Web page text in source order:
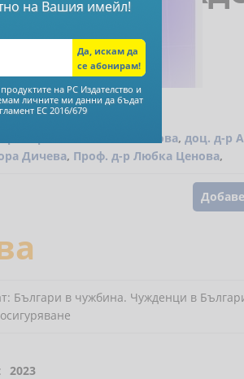
труд и
Аспасия Петкова, доц. д-р
Дичева, Проф. д-р Любка Ценова,
Българи в чужбина. Чужденци в
2023
на Вашия имейл!
на РС Издателство и
личните ми данни да бъдат
ЕС 2016/679